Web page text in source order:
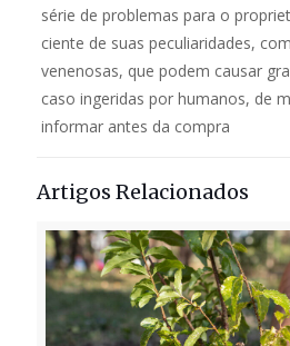
série de problemas para o
ciente de suas peculiaridades,
venenosas, que podem causar
caso ingeridas por humanos, de
informar antes da compra
Artigos Relacionados